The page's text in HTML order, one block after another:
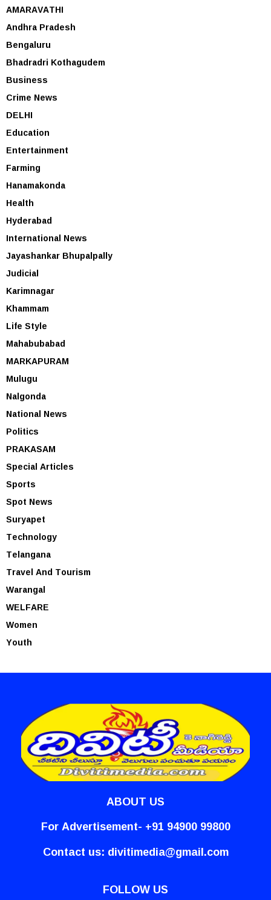
AMARAVATHI
Andhra Pradesh
Bengaluru
Bhadradri Kothagudem
Business
Crime News
DELHI
Education
Entertainment
Farming
Hanamakonda
Health
Hyderabad
International News
Jayashankar Bhupalpally
Judicial
Karimnagar
Khammam
Life Style
Mahabubabad
MARKAPURAM
Mulugu
Nalgonda
National News
Politics
PRAKASAM
Special Articles
Sports
Spot News
Suryapet
Technology
Telangana
Travel And Tourism
Warangal
WELFARE
Women
Youth
ABOUT US
For Advertisement- +91 94900 99800
Contact us: divitimedia@gmail.com
FOLLOW US